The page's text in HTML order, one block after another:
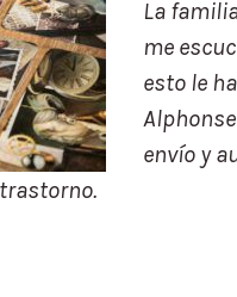
La
me
esto le
envío y